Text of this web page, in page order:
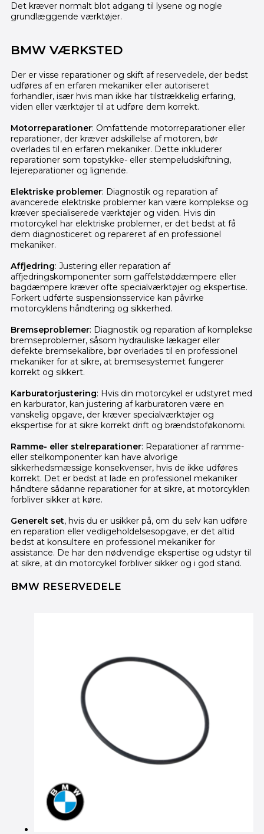
Det kræver normalt blot adgang til lysene og nogle
grundlæggende værktøjer.
BMW VÆRKSTED
Der er visse reparationer og skift af reservedele, der bedst
udføres af en erfaren mekaniker eller autoriseret
forhandler, især hvis man ikke har tilstrækkelig erfaring,
viden eller værktøjer til at udføre dem korrekt.
Motorreparationer: Omfattende motorreparationer eller
reparationer, der kræver adskillelse af motoren, bør
overlades til en erfaren mekaniker. Dette inkluderer
reparationer som topstykke- eller stempeludskiftning,
lejereparationer og lignende.
Elektriske problemer: Diagnostik og reparation af
avancerede elektriske problemer kan være komplekse og
kræver specialiserede værktøjer og viden. Hvis din
motorcykel har elektriske problemer, er det bedst at få
dem diagnosticeret og repareret af en professionel
mekaniker.
Affjedring: Justering eller reparation af
affjedringskomponenter som gaffelstøddæmpere eller
bagdæmpere kræver ofte specialværktøjer og ekspertise.
Forkert udførte suspensionsservice kan påvirke
motorcyklens håndtering og sikkerhed.
Bremseproblemer: Diagnostik og reparation af komplekse
bremseproblemer, såsom hydrauliske lækager eller
defekte bremsekalibre, bør overlades til en professionel
mekaniker for at sikre, at bremsesystemet fungerer
korrekt og sikkert.
Karburatorjustering: Hvis din motorcykel er udstyret med
en karburator, kan justering af karburatoren være en
vanskelig opgave, der kræver specialværktøjer og
ekspertise for at sikre korrekt drift og brændstoføkonomi.
Ramme- eller stelreparationer: Reparationer af ramme-
eller stelkomponenter kan have alvorlige
sikkerhedsmæssige konsekvenser, hvis de ikke udføres
korrekt. Det er bedst at lade en professionel mekaniker
håndtere sådanne reparationer for at sikre, at motorcyklen
forbliver sikker at køre.
Generelt set, hvis du er usikker på, om du selv kan udføre
en reparation eller vedligeholdelsesopgave, er det altid
bedst at konsultere en professionel mekaniker for
assistance. De har den nødvendige ekspertise og udstyr til
at sikre, at din motorcykel forbliver sikker og i god stand.
BMW RESERVEDELE